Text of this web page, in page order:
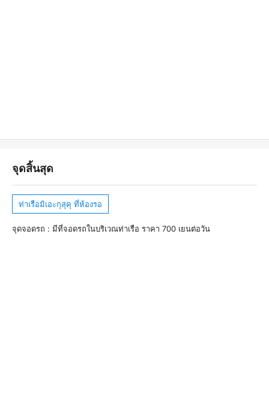
จุดสิ้นสุด
ท่าเรือมิเอะกุสุคุ ที่ห้องรอ
จุดจอดรถ : มีที่จอดรถในบริเวณท่าเรือ ราคา 700 เยนต่อวัน